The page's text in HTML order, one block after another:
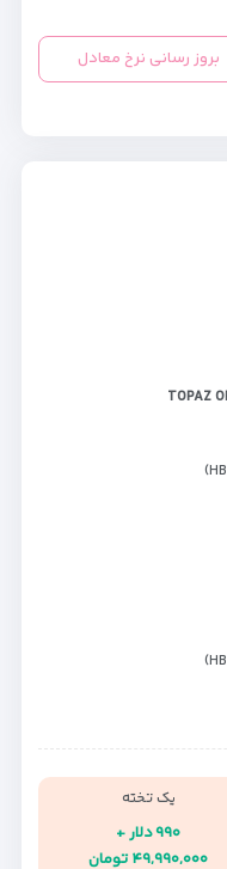
بروز رسانی نرخ معادل
یک تخته
۹۹۰ دلار +
۴۹,۹۹۰,۰۰۰ تومان